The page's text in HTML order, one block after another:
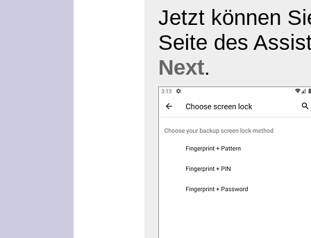
Jetzt können
Seite des
Next.